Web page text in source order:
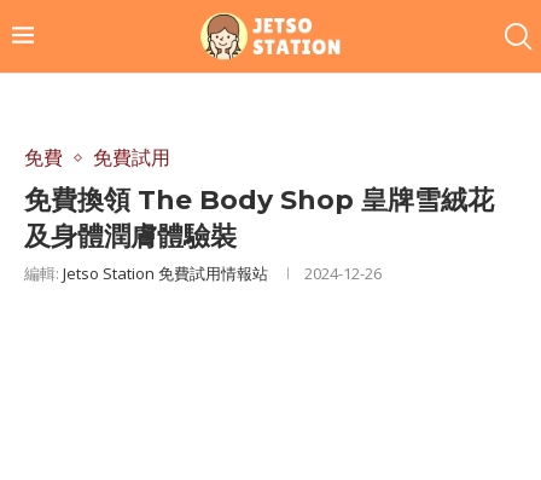
免費 免費試用
免費換領 The Body Shop 皇牌雪絨花
及身體潤膚體驗裝
編輯: Jetso Station 免費試用情報站 2024-12-26